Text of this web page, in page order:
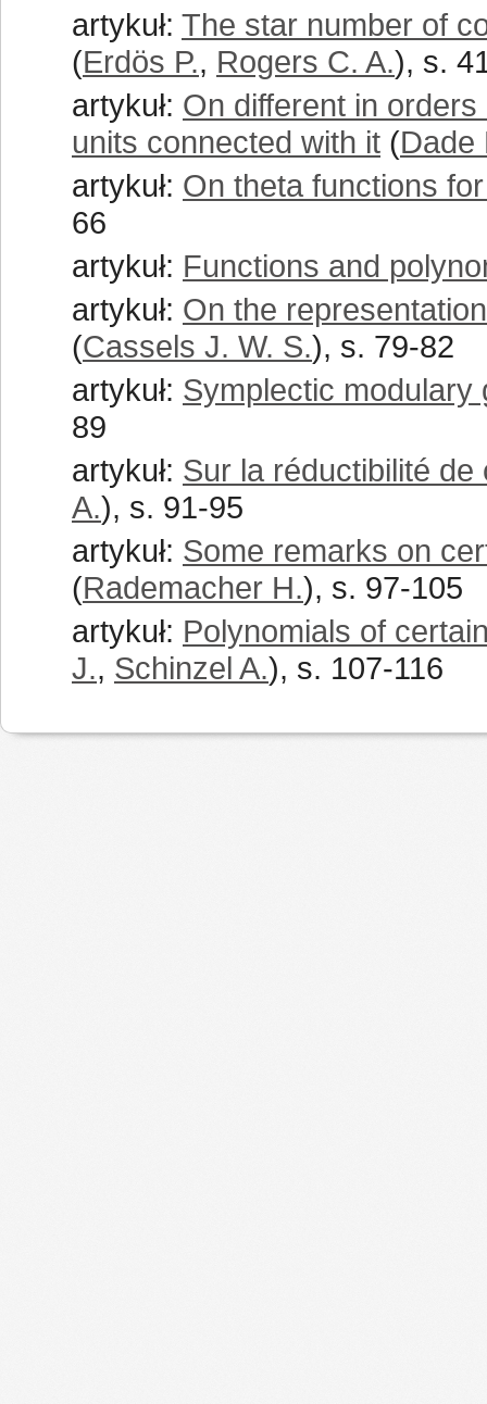
artykuł: The star number of
(Erdös P., Rogers C. A.), s.
artykuł: On different in
units connected with it (Dade
artykuł: On theta functions
66
artykuł: Functions and
artykuł: On the
(Cassels J. W. S.), s. 79-82
artykuł: Symplectic modulary
89
artykuł: Sur la réductibilité
A.), s. 91-95
artykuł: Some remarks on
(Rademacher H.), s. 97-105
artykuł: Polynomials of
J., Schinzel A.), s. 107-116